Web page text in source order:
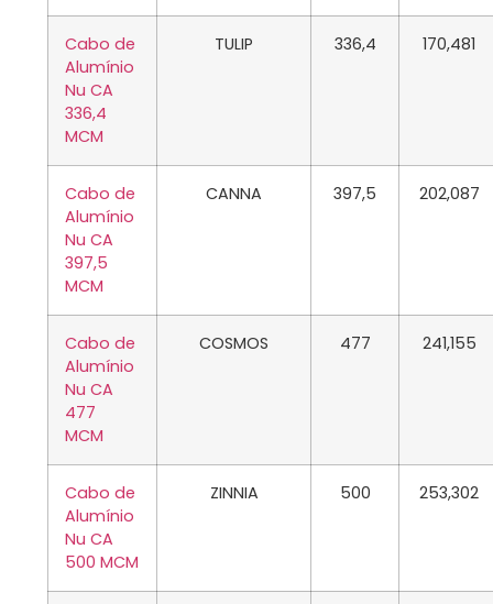
Cabo de
Alumínio
Nu CA
336,4
MCM
TULIP 336,4 170,481
Cabo de
Alumínio
Nu CA
397,5
MCM
CANNA 397,5 202,087
Cabo de
Alumínio
Nu CA
477
MCM
COSMOS 477 241,155
Cabo de
Alumínio
Nu CA
500 MCM
ZINNIA 500 253,302